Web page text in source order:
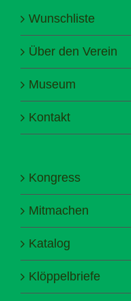
Wunschliste
Über den Verein
Museum
Kontakt
Kongress
Mitmachen
Katalog
Klöppelbriefe